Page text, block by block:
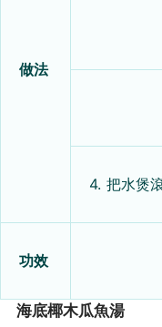
做法
4. 把水煲
功效
海底椰木瓜魚湯